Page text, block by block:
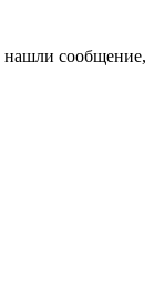
сообщение,